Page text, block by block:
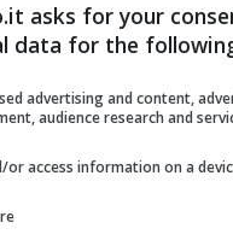
agglomerate e
che si
segue il
lati
necessità di
asks for your
data for the
advertising and content,
audience research and
or access information on a